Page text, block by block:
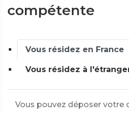
compétente
Vous résidez en France
Vous résidez à
Vous pouvez déposer votre